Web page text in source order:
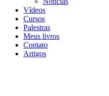
Vídeos
Cursos
Palestras
Meus livros
Contato
Artigos